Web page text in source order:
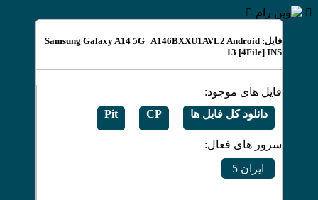
فایل: Samsung Galaxy A14 5G | A146BXXU1AVL2 Android
13 [4File] INS
فایل های موجود:
دانلود کل فایل ها
CP
Pit
سرور های فعال:
ایران 5